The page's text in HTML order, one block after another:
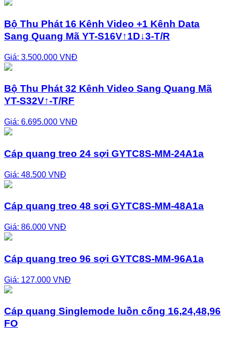
Bộ Thu Phát 16 Kênh Video +1 Kênh Data
Sang Quang Mã YT-S16V↑1D↓3-T/R
Giá: 3.500.000 VNĐ
Bộ Thu Phát 32 Kênh Video Sang Quang Mã
YT-S32V↑-T/RF
Giá: 6.695.000 VNĐ
Cáp quang treo 24 sợi GYTC8S-MM-24A1a
Giá: 48.500 VNĐ
Cáp quang treo 48 sợi GYTC8S-MM-48A1a
Giá: 86.000 VNĐ
Cáp quang treo 96 sợi GYTC8S-MM-96A1a
Giá: 127.000 VNĐ
Cáp quang Singlemode luồn cống 16,24,48,96
FO